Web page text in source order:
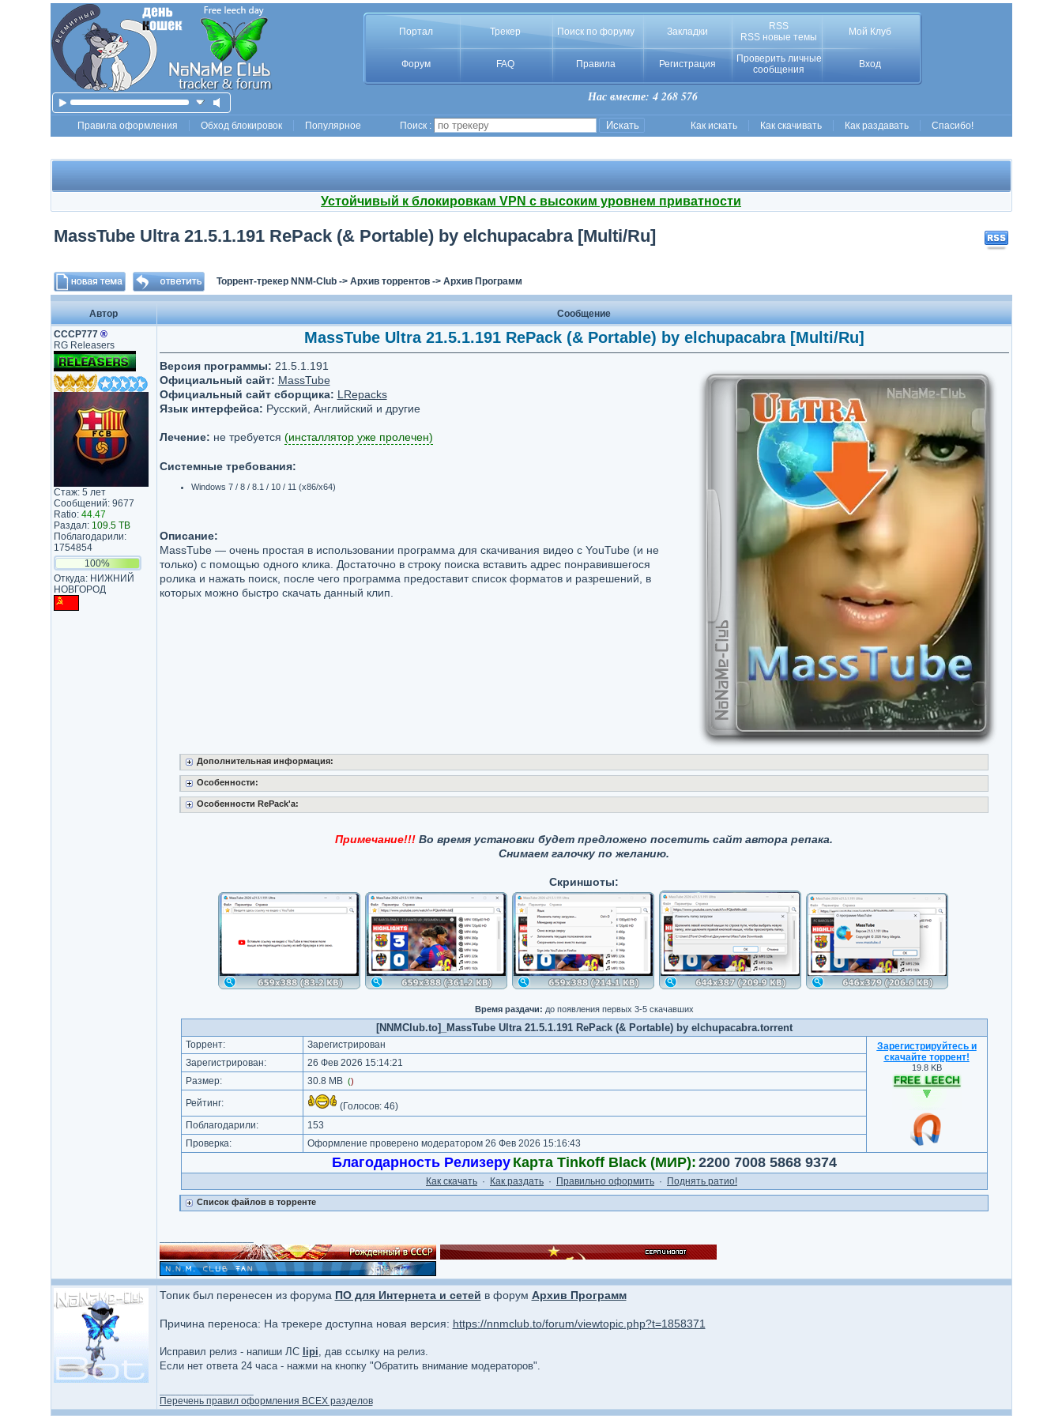
Портал Трекер Поиск по форуму Закладки
RSS
RSS новые темы
Мой Клуб
Форум FAQ Правила Регистрация
Проверить личные
сообщения
Вход
Нас вместе: 4 268 576
Правила оформления Обход блокировок Популярное Поиск : Как искать Как скачивать Как раздавать Спасибо!
Устойчивый к блокировкам VPN с высоким уровнем приватности
MassTube Ultra 21.5.1.191 RePack (& Portable) by elchupacabra [Multi/Ru]
Торрент-трекер NNM-Club-> Архив торрентов-> Архив Программ
Автор
Сообщение
СССР777 ®
RG Releasers
Стаж: 5 лет
Сообщений: 9677
Ratio: 44.47
Раздал: 109.5 TB
Поблагодарили:
1754854
100%
Откуда: НИЖНИЙ
НОВГОРОД
MassTube Ultra 21.5.1.191 RePack (& Portable) by elchupacabra [Multi/Ru]
Версия программы: 21.5.1.191
Официальный сайт: MassTube
Официальный сайт сборщика: LRepacks
Язык интерфейса: Русский, Английский и другие
Лечение: не требуется (инсталлятор уже пролечен)
Системные требования:
Windows 7 / 8 / 8.1 / 10 / 11 (x86/x64)
Описание:
MassTube — очень простая в использовании программа для скачивания видео с YouTube (и не
только) с помощью одного клика. Достаточно в строку поиска вставить адрес понравившегося
ролика и нажать поиск, после чего программа предоставит список форматов и разрешений, в
которых можно быстро скачать данный клип.
Дополнительная информация:
Особенности:
Особенности RePack'a:
Примечание!!! Во время установки будет предложено посетить сайт автора репака.
Снимаем галочку по желанию.
Скриншоты:
Время раздачи: до появления первых 3-5 скачавших
[NNMClub.to]_MassTube Ultra 21.5.1.191 RePack (& Portable) by elchupacabra.torrent
Торрент: Зарегистрирован
Зарегистрируйтесь и
скачайте торрент!
19.8 KB
Зарегистрирован:
26 Фев 2026 15:14:21
Размер:
30.8 MB ()
Рейтинг: (Голосов: 46)
Поблагодарили:
153
Проверка:
Оформление проверено модератором 26 Фев 2026 15:16:43
Благодарность Релизеру Карта Tinkoff Black (МИР): 2200 7008 5868 9374
Как cкачать · Как раздать · Правильно оформить · Поднять ратио!
Список файлов в торренте
Топик был перенесен из форума ПО для Интернета и сетей в форум Архив Программ
Причина переноса: На трекере доступна новая версия: https://nnmclub.to/forum/viewtopic.php?t=1858371
Исправил релиз - напиши ЛС lipi, дав ссылку на релиз.
Если нет ответа 24 часа - нажми на кнопку "Обратить внимание модераторов".
Перечень правил оформления ВСЕХ разделов